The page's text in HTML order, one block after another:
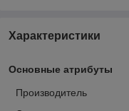
Характеристики
Основные атрибуты
Производитель